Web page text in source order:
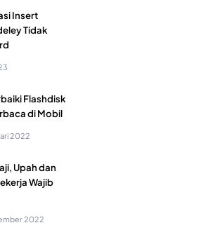
Insert
Tidak
Flashdisk
di Mobil
2022
Upah dan
Wajib
2022